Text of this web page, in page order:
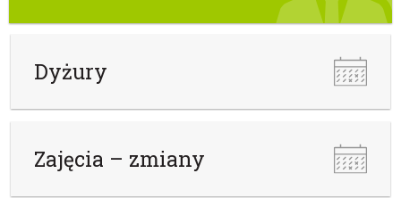
Dyżury
Zajęcia – zmiany